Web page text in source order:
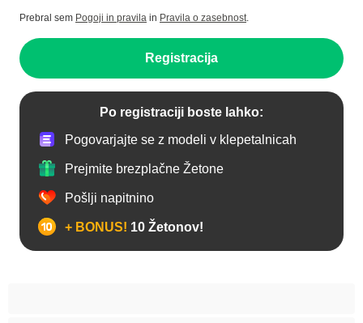
Prebral sem Pogoji in pravila in Pravila o zasebnost.
Registracija
Po registraciji boste lahko:
Pogovarjajte se z modeli v klepetalnicah
Prejmite brezplačne Žetone
Pošlji napitnino
+ BONUS! 10 Žetonov!